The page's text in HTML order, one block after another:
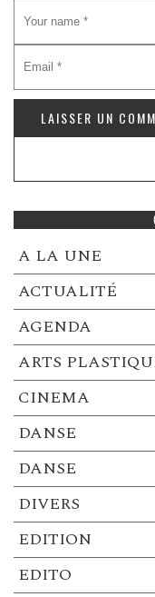
A LA UNE
ACTUALITÉ
AGENDA
ARTS
CINEMA
DANSE
DANSE
DIVERS
EDITION
EDITO